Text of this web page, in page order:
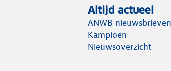
Altijd actueel
ANWB nieuwsbrieven
Kampioen
Nieuwsoverzicht